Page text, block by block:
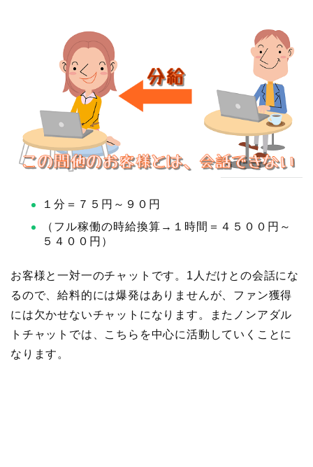
１分＝７５円～９０円
（フル稼働の時給換算→１時間＝４５００円～
５４００円）
お客様と一対一のチャットです。1人だけとの会話にな
るので、給料的には爆発はありませんが、ファン獲得
には欠かせないチャットになります。またノンアダル
トチャットでは、こちらを中心に活動していくことに
なります。